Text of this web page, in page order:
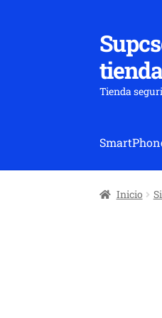
Ir
a
la
navegación
Ir
al
contenido
Tienda
Inicio